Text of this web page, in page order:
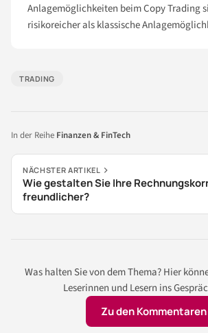
Anlagemöglichkeiten beim Copy Trading
risikoreicher als klassische
TRADING
In der Reihe Finanzen & FinTech
NÄCHSTER ARTIKEL
Wie gestalten Sie Ihre
freundlicher?
Was halten Sie von dem Thema? Hier
Leserinnen und Lesern ins
Zu den Kommentaren